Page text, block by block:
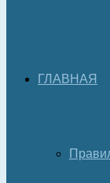
ГЛАВНАЯ